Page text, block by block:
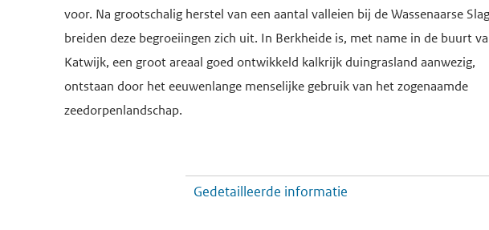
voor. Na grootschalig herstel van een aantal valleien bij de Wassenaarse Slag
breiden deze begroeiingen zich uit. In Berkheide is, met name in de buurt
Katwijk, een groot areaal goed ontwikkeld kalkrijk duingrasland aanwezig,
ontstaan door het eeuwenlange menselijke gebruik van het zogenaamde
zeedorpenlandschap.
Gedetailleerde informatie